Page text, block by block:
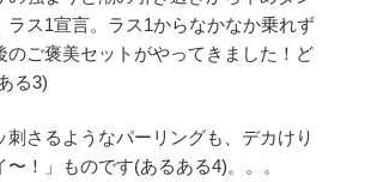
ラス1宣言。ラス1からなかなか乗れず
のご褒美セットがやってきました！ど
る3)
刺さるようなパーリングも、デカけり
！」ものです(あるある4)。。。